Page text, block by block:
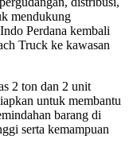
mendukung
Perdana kembali
Truck ke kawasan
2 ton dan 2 unit
untuk membantu
barang di
serta kemampuan